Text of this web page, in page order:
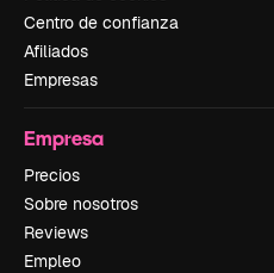
Centro de confianza
Afiliados
Empresas
Empresa
Precios
Sobre nosotros
Reviews
Empleo